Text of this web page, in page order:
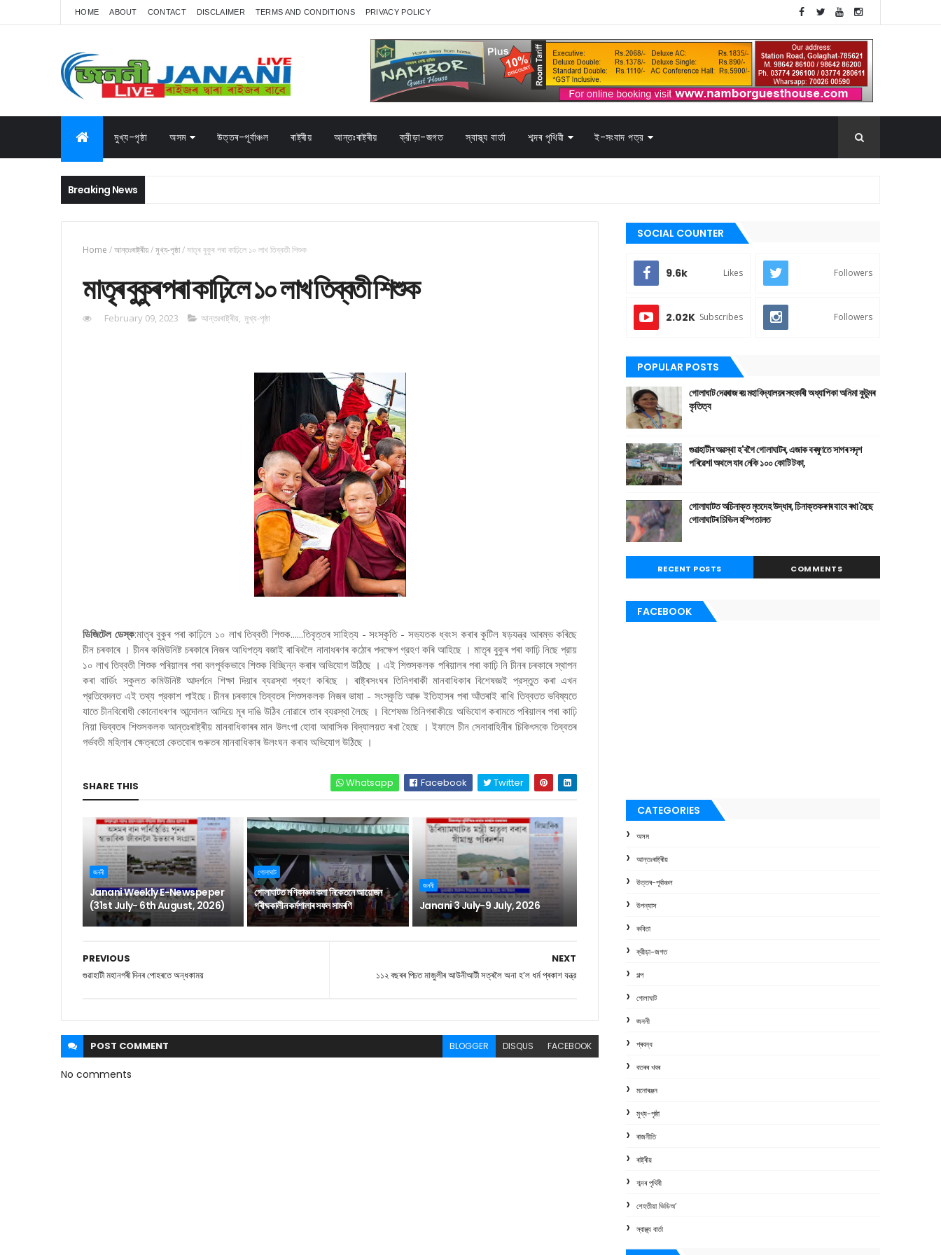
HOME ABOUT CONTACT DISCLAIMER TERMS AND CONDITIONS PRIVACY POLICY
মুখ্য-পৃষ্ঠা অসম উত্তৰ-পূৰ্বাঞ্চল ৰাষ্ট্ৰীয় আন্তঃৰাষ্ট্ৰীয় ক্রীড়া-জগত স্বাস্থ্য বাৰ্তা শব্দৰ পৃথিৱী ই-সংবাদ পত্র
Breaking News
Home /আন্তঃৰাষ্ট্ৰীয়/মুখ্য-পৃষ্ঠা/মাতৃৰ বুকুৰ পৰা কাঢ়িলে ১০ লাখ তিব্বতী শিশুক
মাতৃৰ বুকুৰ পৰা কাঢ়িলে ১০ লাখ তিব্বতী শিশুক
February 09, 2023 আন্তঃৰাষ্ট্ৰীয়, মুখ্য-পৃষ্ঠা
ডিজিটেল ডেস্ক:মাতৃৰ বুকুৰ পৰা কাঢ়িলে ১০ লাখ তিব্বতী শিশুক......তিবৃত্তৰ সাহিত্য - সংস্কৃতি - সভ্যতক ধ্বংস কৰাৰ কুটিল ষড়যন্ত্র আৰম্ভ কৰিছে
চীন চৰকাৰে । চীনৰ কমিউনিষ্ট চৰকাৰে নিজৰ আধিপত্য বজাই ৰাখিবলৈ নানাধৰণৰ কঠোৰ পদক্ষেপ গ্রহণ কৰি আহিছে । মাতৃৰ বুকুৰ পৰা কাঢ়ি নিছে প্রায়
১০ লাখ তিব্বতী শিশুক পৰিয়ালৰ পৰা বলপূর্বকভাবে শিশুক বিচ্ছিন্ন কৰাৰ অভিযোগ উঠিছে । এই শিশুসকলক পৰিয়ালৰ পৰা কাঢ়ি নি চীনৰ চৰকাৰে স্থাপন
কৰা বাৰ্ডিং স্কুলত কমিউনিষ্ট আদর্শনে শিক্ষা দিয়াৰ ব্যৱস্থা গ্ৰহণ কৰিছে । ৰাষ্ট্ৰসংঘৰ তিনিগৰাকী মানবাধিকাৰ বিশেষজ্ঞই প্রস্তুত কৰা এখন
প্রতিবেদনত এই তথ্য প্রকাশ পাইছে ৷ চীনৰ চৰকাৰে তিব্বতৰ শিশুসকলক নিজৰ ভাষা - সংস্কৃতি আৰু ইতিহাসৰ পৰা আঁতৰাই ৰাখি তিব্বতত ভবিষ্যতে
যাতে চীনবিৰোধী কোনোধৰণৰ আন্দোলন আদিয়ে মূৰ দাঙি উঠিব নোৱাৰে তাৰ ব্যৱস্থা লৈছে । বিশেষজ্ঞ তিনিগৰাকীয়ে অভিযোগ কৰামতে পৰিয়ালৰ পৰা কাঢ়ি
নিয়া ভিব্বতৰ শিশুসকলক আন্তঃৰাষ্ট্ৰীয় মানবাধিকাৰৰ মান উলংগা হোবা আবাসিক বিদ্যালয়ত ৰখা হৈছে । ইফালে চীন সেনাবাহিনীৰ চিকিৎসকে তিব্বতৰ
গর্ভবতী মহিলাৰ ক্ষেত্ৰতো কেতবোৰ গুৰুতৰ মানবাধিকাৰ উলংঘন কৰাব অভিযোগ উঠিছে ।
SHARE THIS Whatsapp Facebook Twitter
জননী
Janani Weekly E-Newspeper
(31st July- 6th August, 2026)
গোলাঘাট
গোলাঘাটত মণিকাঞ্চন কলা নিকেতনে আয়োজন
গ্ৰীষ্মকালীন কৰ্মশালাৰ সফল সামৰণি
জননী
Janani 3 July-9 July, 2026
NEXT
১১২ বছৰৰ পিচত মাজুলীৰ আউনীআটী সত্ৰলৈ অনা হ’ল ধৰ্ম প্ৰকাশ যন্ত্র
PREVIOUS
গুৱাহাটী মহানগৰী দিনৰ পোহৰতে অন্ধকাময়
POST COMMENT BLOGGER DISQUS FACEBOOK
No comments
SOCIAL COUNTER
9.6k Likes Followers
2.02K Subscribes Followers
POPULAR POSTS
গোলাঘাট দেৱৰাজ ৰয় মহাবিদ্যালয়ৰ সহকাৰী অধ্যাপিকা অনিমা কুটুমৰ
কৃতিত্ব
গুৱাহাটীৰ অৱস্থা হ'বগৈ গোলাঘাটৰ, এজাক বৰষুণতে সাগৰ সদৃশ
পৰিৱেশ। অথলে যাব নেকি ১০০ কোটি টকা,
গোলাঘাটত অচিনাক্ত মৃতদেহ উদ্ধাৰ, চিনাক্তকৰণৰ বাবে ৰখা হৈছে
গোলাঘাটৰ চিভিল হস্পিতালত
RECENT POSTS COMMENTS
FACEBOOK
CATEGORIES
অসম
আন্তঃৰাষ্ট্ৰীয়
উত্তৰ-পূৰ্বাঞ্চল
উপন্যাস
কবিতা
ক্রীড়া-জগত
গল্প
গোলাঘাট
জননী
প্ৰবন্ধ
বতৰৰ খবৰ
মনোৰঞ্জন
মুখ্য-পৃষ্ঠা
ৰাজনীতি
ৰাষ্ট্ৰীয়
শব্দৰ পৃথিবী
শেহতীয়া ভিডিঅ’
স্বাস্থ্য বাৰ্তা